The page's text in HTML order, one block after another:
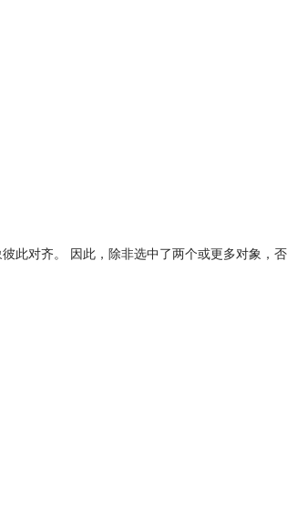
此对齐。 因此，除非选中了两个或更多对象，否